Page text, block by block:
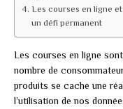
Les courses en ligne
un défi permanent
Les courses en ligne
nombre de
produits se cache une
l’utilisation de nos